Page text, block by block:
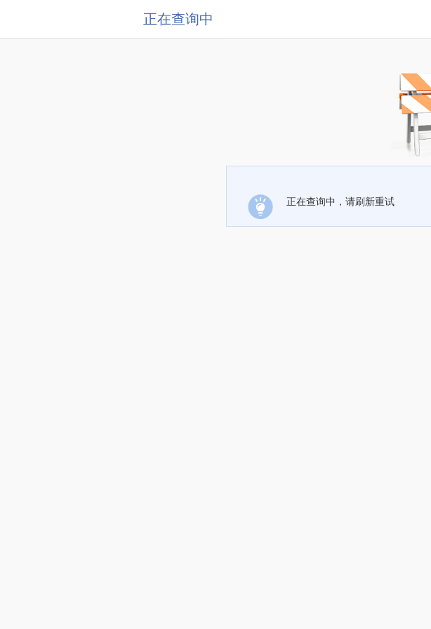
正在查询中
正在查询中，请刷新重试